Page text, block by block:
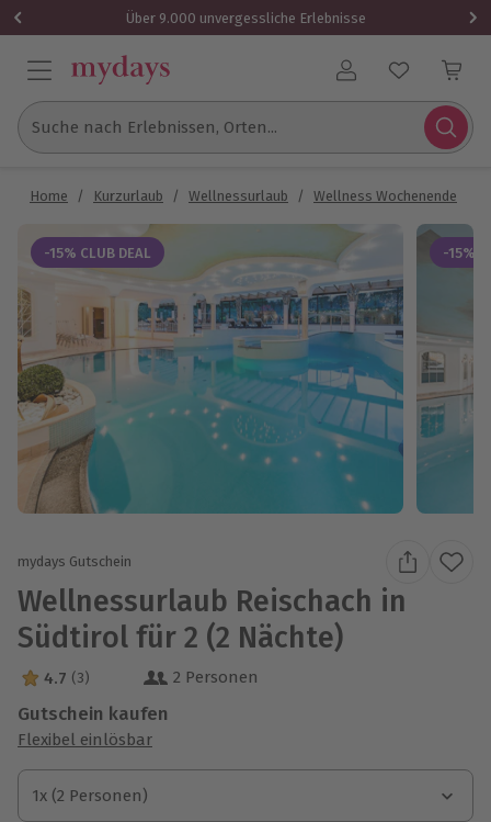
Über 9.000 unvergessliche Erlebnisse
Benutzerkonto
Suche nach Erlebnissen, Orten...
Home / Kurzurlaub / Wellnessurlaub / Wellness Wochenende
-15% CLUB DEAL -15%
mydays Gutschein
Wellnessurlaub Reischach in
Südtirol für 2 (2 Nächte)
4.7 Sterne von 5 aus 3 Bewertungen
4.7 (3) 2 Personen
Gutschein kaufen
Flexibel einlösbar
1x (2 Personen)
1x (2 Personen)
1x (2 Personen)